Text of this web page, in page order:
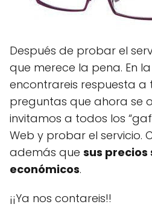
Después de probar el
que merece la pena. En
encontrareis respuesta a
preguntas que ahora se
invitamos a todos los
Web y probar el servicio.
además que sus
económicos.
¡¡Ya nos contareis!!